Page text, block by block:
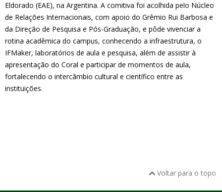
Eldorado (EAE), na Argentina. A comitiva foi acolhida pelo Núcleo
de Relações Internacionais, com apoio do Grêmio Rui Barbosa e
da Direção de Pesquisa e Pós-Graduação, e pôde vivenciar a
rotina acadêmica do campus, conhecendo a infraestrutura, o
IFMaker, laboratórios de aula e pesquisa, além de assistir à
apresentação do Coral e participar de momentos de aula,
fortalecendo o intercâmbio cultural e científico entre as
instituições.
Voltar para o topo